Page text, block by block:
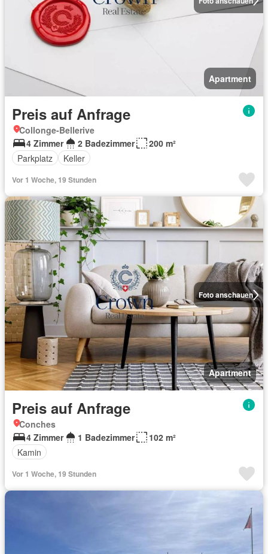
Apartment
Preis auf Anfrage
Collonge-Bellerive
4 Zimmer
2 Badezimmer
200 m²
Parkplatz
Keller
Vor 1 Woche, 19 Stunden
Foto anschauen
Apartment
Preis auf Anfrage
Conches
4 Zimmer
1 Badezimmer
102 m²
Kamin
Vor 1 Woche, 19 Stunden